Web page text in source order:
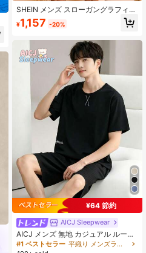
SHEIN メンズ スローガングラフィッ
ク パジャマセット
¥1,157 -20%
¥64 節約
AICJ Sleepwear
AICJ メンズ 無地 カジュアル ルーズ
ミニマリスト ポケット ラウンドネッ
ク 半袖 チェック柄 ショーツ パジャ
#1 ベストセラー
平織り メンズラウンジウェアセット